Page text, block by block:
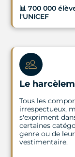
📊 700 000
l'UNICEF
Le
Tous les
irrespectueux,
s'expriment
certaines
genre ou de
vestimentaire.